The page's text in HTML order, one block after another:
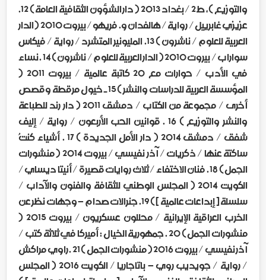
والتوزيع ) ، ط2 / بغداد 2013 ( دار الشؤون الثقافية العامة ) 12.
عزيزي غابرييل / رواية / هالفدان و. فريهو / بيروت 2010 ( الدار
العربية للعلوم / ناشرون ) 13. المليونير المتشرد / رواية / فيكاس
سواراب / بيروت 2010 ( الدار العربية للعلوم / ناشرون ) 14 . نساء
في الأدب / حوارات مع 20 كاتبة عالمية / بيروت 2011 (
المؤسسة العربية للدراسات والنشر ) 15 ـ خيول مرقطة وقصص
أخرى / مجموعة من الكتاب / دمشق 2011 ( دار رند للطباعة
والنشر والتوزيع ) 16 . قوانين الحب الأربعون / رواية / إليف
شفق / دمشق 2014 ( دار الأمل الجديدة ) 17 . أشياء كنتُ
ساكتة عنها / ذكريات / آذر نفيسي / بيروت 2014 ( منشورات
الجمل ) 18 . فنان الاختفاء / ثلاث روايات قصيرة / أنيتا ديساي /
الكويت 2014 ( المجلس الوطني للثقافة والفنون والآداب /
سلسلة [ إبداعات عالمية ] ) 19. جنرالات صدام – وجهات نظر عن
الخرب العراقية الإيرانية / محللون عسكريون / بيروت 2015 (
منشورات الجمل ) 20 . جمهورية الخيال : أميركا في ثلاثة كتب /
آذر نفيسي / بيروت 2016 ( منشورات الجمل ) 21 . راوي مراكش
/ رواية / جويديب روي – باتاجاريا / الكويت 2016 ( المجلس